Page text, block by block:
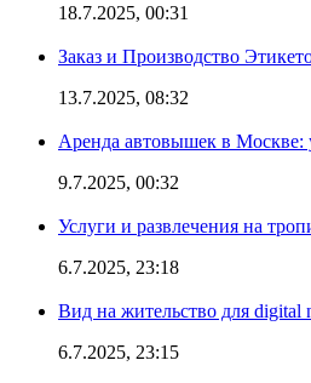
18.7.2025, 00:31
Заказ и Производство
13.7.2025, 08:32
Аренда автовышек в Москве:
9.7.2025, 00:32
Услуги и развлечения на
6.7.2025, 23:18
Вид на жительство для digital
6.7.2025, 23:15